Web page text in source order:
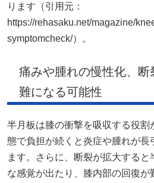
ります（引用元：
https://rehasaku.net/magazine/
symptomcheck/）。
痛みや腫れの慢性化、
難になる可能性
半月板は膝の衝撃を吸収する役割
態で負担が続くと炎症や腫れが長
ます。さらに、断裂が拡大すると
な感覚が出たり、膝内部の回復が